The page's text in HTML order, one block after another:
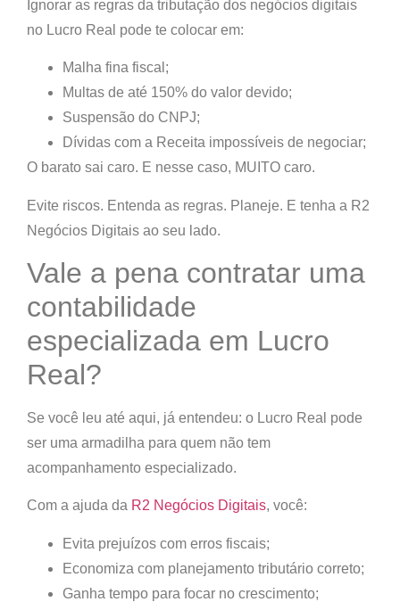
Ignorar as regras da tributação dos negócios digitais
no Lucro Real pode te colocar em:
Malha fina fiscal ;
Multas de até 150% do valor devido;
Suspensão do CNPJ;
Dívidas com a Receita impossíveis de negociar;
O barato sai caro. E nesse caso, MUITO caro.
Evite riscos. Entenda as regras. Planeje. E tenha a R2
Negócios Digitais ao seu lado.
Vale a pena contratar uma
contabilidade
especializada em Lucro
Real?
Se você leu até aqui, já entendeu: o Lucro Real pode
ser uma armadilha para quem não tem
acompanhamento especializado.
Com a ajuda da R2 Negócios Digitais, você:
Evita prejuízos com erros fiscais;
Economiza com planejamento tributário correto;
Ganha tempo para focar no crescimento;